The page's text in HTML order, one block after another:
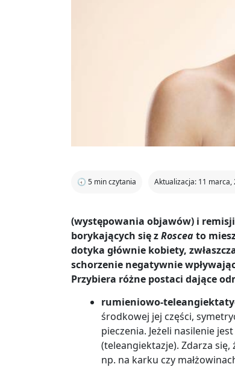
🕣 5 min czytania Aktualizacja: 11 marca,
(występowania objawów) i
borykających się zRosceato
dotyka głównie kobiety,
schorzenie negatywnie
Przybiera różne postaci dające
rumieniowo-
środkowej jej części,
pieczenia. Jeżeli nasilenie
(teleangiektazje). Zdarza
np. na karku czy